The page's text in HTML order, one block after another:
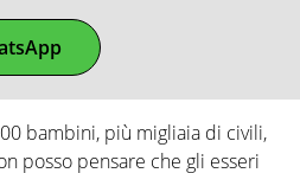
bambini, più migliaia di civili,
posso pensare che gli esseri